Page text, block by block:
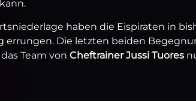
haben die Eispiraten in
errungen. Die letzten beiden
Team von Cheftrainer Jussi Tuores